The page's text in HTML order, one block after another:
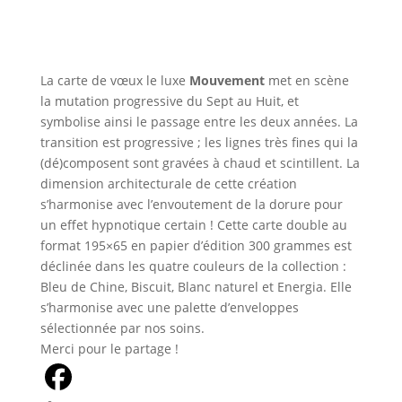
La carte de vœux le luxe Mouvementmet en scène
la mutation progressive du Sept au Huit, et
symbolise ainsi le passage entre les deux années. La
transition est progressive ; les lignes très fines qui la
(dé)composent sont gravées à chaud et scintillent. La
dimension architecturale de cette création
s’harmonise avec l’envoutement de la dorure pour
un effet hypnotique certain ! Cette carte double au
format 195×65 en papier d’édition 300 grammes est
déclinée dans les quatre couleurs de la collection :
Bleu de Chine, Biscuit, Blanc naturel et Energia. Elle
s’harmonise avec une palette d’enveloppes
sélectionnée par nos soins.
Merci pour le partage !